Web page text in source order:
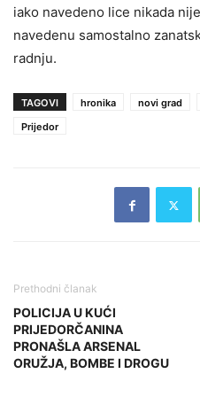
iako navedeno lice nikada
navedenu samostalno
radnju.
TAGOVI hronika novi grad
Prijedor
Prethodni članak
POLICIJA U KUĆI
PRIJEDORČANINA
PRONAŠLA ARSENAL
ORUŽJA, BOMBE I DROGU